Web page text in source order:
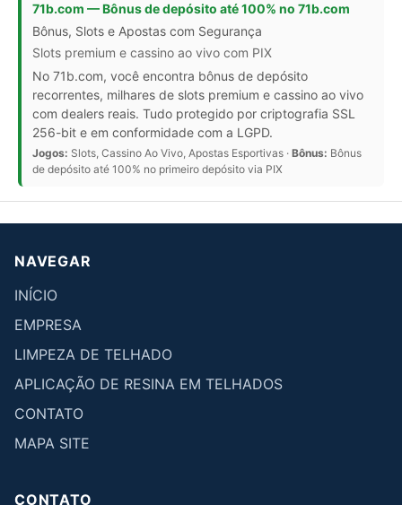
71b.com — Bônus de depósito até 100% no 71b.com
Bônus, Slots e Apostas com Segurança
Slots premium e cassino ao vivo com PIX
No 71b.com, você encontra bônus de depósito
recorrentes, milhares de slots premium e cassino ao vivo
com dealers reais. Tudo protegido por criptografia SSL
256-bit e em conformidade com a LGPD.
Jogos: Slots, Cassino Ao Vivo, Apostas Esportivas · Bônus: Bônus
de depósito até 100% no primeiro depósito via PIX
NAVEGAR
INÍCIO
EMPRESA
LIMPEZA DE TELHADO
APLICAÇÃO DE RESINA EM TELHADOS
CONTATO
MAPA SITE
CONTATO